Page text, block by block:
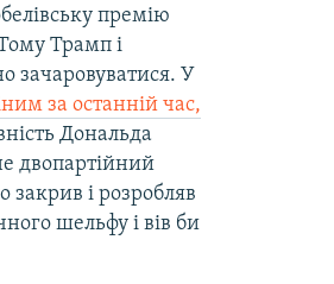
премію
Трамп і
зачаровуватися. У
за останній час,
Дональда
двопартійний
закрив і розробляв
шельфу і вів би